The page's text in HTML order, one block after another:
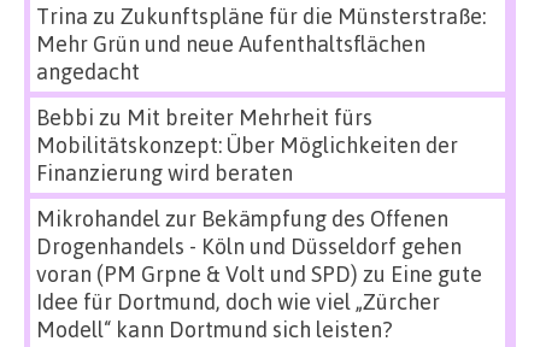
Trina zu Zukunftspläne für die Münsterstraße:
Mehr Grün und neue Aufenthaltsflächen
angedacht
Bebbi zu Mit breiter Mehrheit fürs
Mobilitätskonzept: Über Möglichkeiten der
Finanzierung wird beraten
Mikrohandel zur Bekämpfung des Offenen
Drogenhandels - Köln und Düsseldorf gehen
voran (PM Grpne & Volt und SPD) zu Eine gute
Idee für Dortmund, doch wie viel „Zürcher
Modell“ kann Dortmund sich leisten?